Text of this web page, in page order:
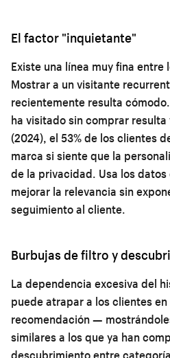
El factor "inquietante"
Existe una línea muy fina
Mostrar a un visitante
recientemente resulta
ha visitado sin comprar
(2024), el 53% de los clientes
marca si siente que la
de la privacidad. Usa los
mejorar la relevancia sin
seguimiento al cliente.
Burbujas de filtro y
La dependencia excesiva del
puede atrapar a los clientes
recomendación —
similares a los que ya han
descubrimiento entre